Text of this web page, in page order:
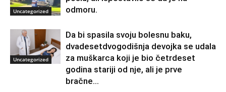
Uncategorized
odmoru.
Uncategorized
Da bi spasila svoju bolesnu baku,
dvadesetdvogodišnja devojka se udala
za muškarca koji je bio četrdeset
godina stariji od nje, ali je prve
bračne...